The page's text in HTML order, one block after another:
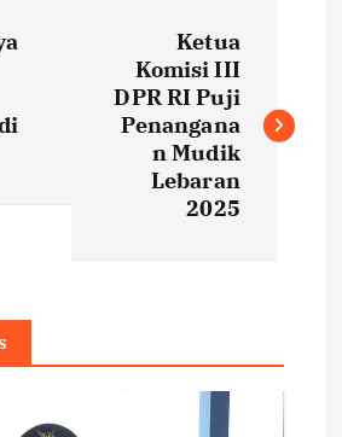
Ketua
Komisi III
DPR RI Puji
Penangana
n Mudik
Lebaran
2025